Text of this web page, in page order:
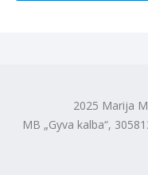
2025 Marija
MB „Gyva kalba“,